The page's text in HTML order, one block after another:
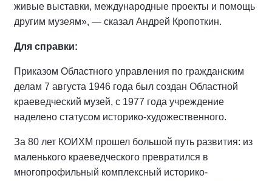
живые выставки, международные проекты и помощь
другим музеям», — сказал Андрей Кропоткин.
Для справки:
Приказом Областного управления по гражданским
делам 7 августа 1946 года был создан Областной
краеведческий музей, с 1977 года учреждение
наделено статусом историко-художественного.
За 80 лет КОИХМ прошел большой путь развития: из
маленького краеведческого превратился в
многопрофильный комплексный историко-